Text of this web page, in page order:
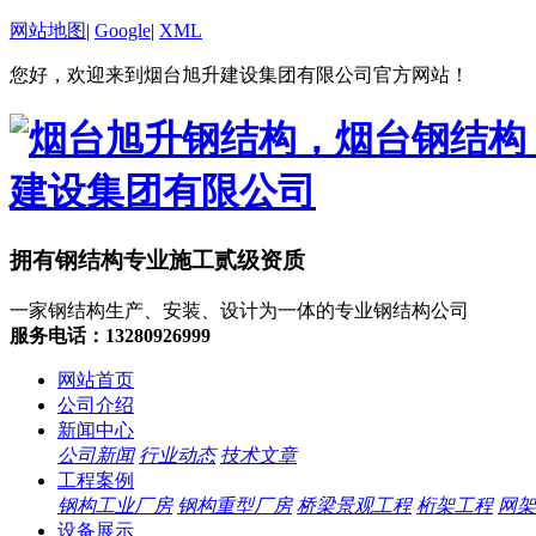
网站地图| Google| XML
您好，欢迎来到烟台旭升建设集团有限公司官方网站！
拥有钢结构专业施工贰级资质
一家钢结构生产、安装、设计为一体的专业钢结构公司
服务电话：13280926999
网站首页
公司介绍
新闻中心
公司新闻 行业动态 技术文章
工程案例
钢构工业厂房 钢构重型厂房 桥梁景观工程 桁架工程 网
设备展示